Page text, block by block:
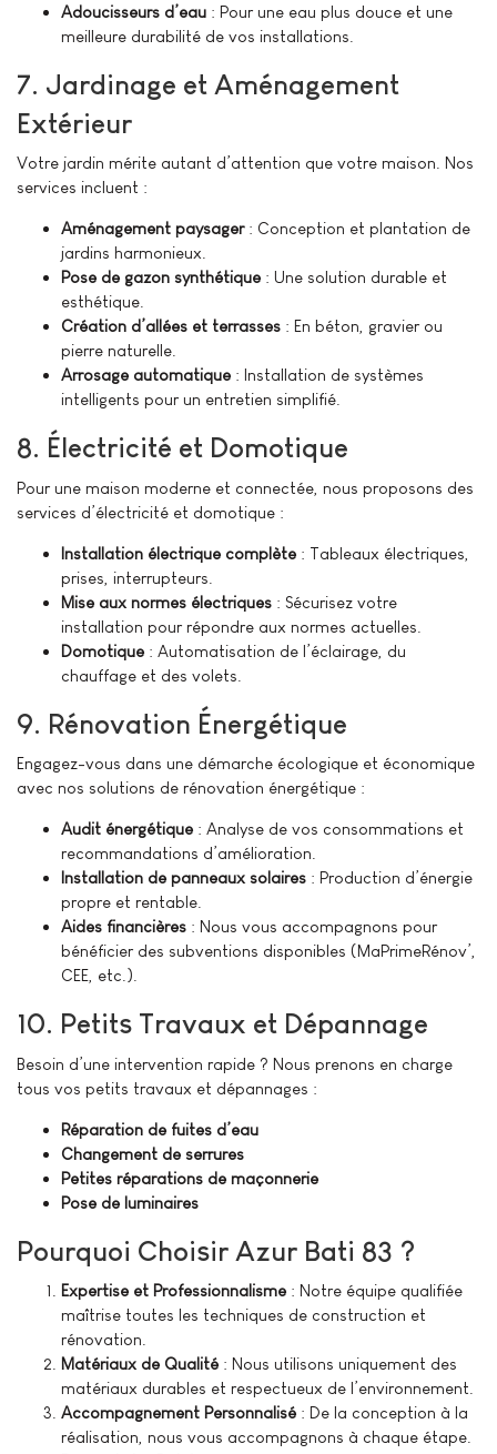
Adoucisseurs d’eau : Pour une eau plus douce et une
meilleure durabilité de vos installations.
7. Jardinage et Aménagement
Extérieur
Votre jardin mérite autant d’attention que votre maison. Nos
services incluent :
Aménagement paysager : Conception et plantation de
jardins harmonieux.
Pose de gazon synthétique : Une solution durable et
esthétique.
Création d’allées et terrasses : En béton, gravier ou
pierre naturelle.
Arrosage automatique : Installation de systèmes
intelligents pour un entretien simplifié.
8. Électricité et Domotique
Pour une maison moderne et connectée, nous proposons des
services d’électricité et domotique :
Installation électrique complète : Tableaux électriques,
prises, interrupteurs.
Mise aux normes électriques : Sécurisez votre
installation pour répondre aux normes actuelles.
Domotique : Automatisation de l’éclairage, du
chauffage et des volets.
9. Rénovation Énergétique
Engagez-vous dans une démarche écologique et économique
avec nos solutions de rénovation énergétique :
Audit énergétique : Analyse de vos consommations et
recommandations d’amélioration.
Installation de panneaux solaires : Production d’énergie
propre et rentable.
Aides financières : Nous vous accompagnons pour
bénéficier des subventions disponibles (MaPrimeRénov’,
CEE, etc.).
10. Petits Travaux et Dépannage
Besoin d’une intervention rapide ? Nous prenons en charge
tous vos petits travaux et dépannages :
Réparation de fuites d’eau
Changement de serrures
Petites réparations de maçonnerie
Pose de luminaires
Pourquoi Choisir Azur Bati 83 ?
Expertise et Professionnalisme : Notre équipe qualifiée
maîtrise toutes les techniques de construction et
rénovation.
Matériaux de Qualité : Nous utilisons uniquement des
matériaux durables et respectueux de l’environnement.
Accompagnement Personnalisé : De la conception à la
réalisation, nous vous accompagnons à chaque étape.